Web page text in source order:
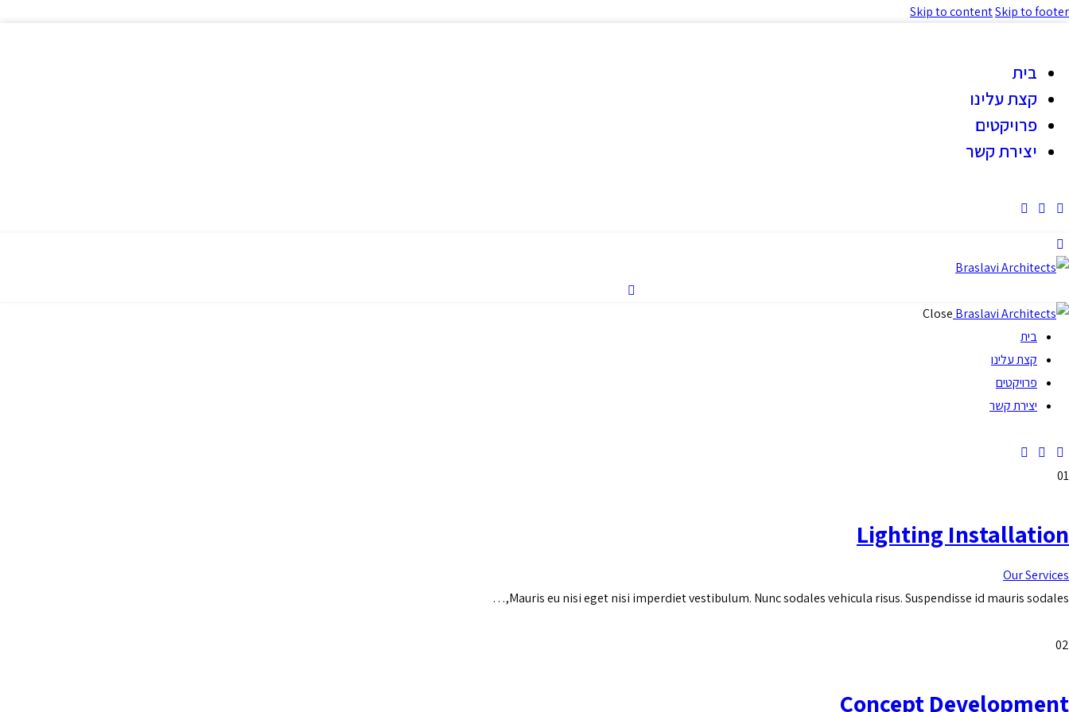
Skip to contentSkip to footer
בית
קצת עלינו
פרויקטים
יצירת קשר
Close
בית
קצת עלינו
פרויקטים
יצירת קשר
01
Lighting Installation
Our Services
Mauris eu nisi eget nisi imperdiet vestibulum. Nunc sodales vehicula risus. Suspendisse id mauris sodales,…
02
Concept Development